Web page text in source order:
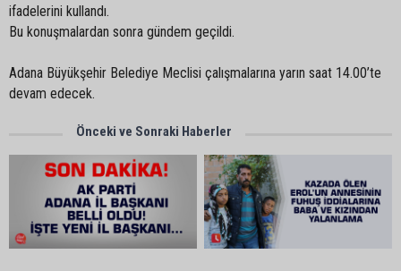
ifadelerini kullandı.
Bu konuşmalardan sonra gündem geçildi.
Adana Büyükşehir Belediye Meclisi çalışmalarına yarın saat 14.00’te
devam edecek.
Önceki ve Sonraki Haberler